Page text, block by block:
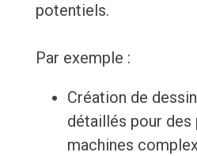
potentiels.
Par exemple :
Création de
détaillés pour des
machines